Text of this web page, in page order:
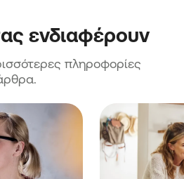
ενδιαφέρουν
πληροφορίες